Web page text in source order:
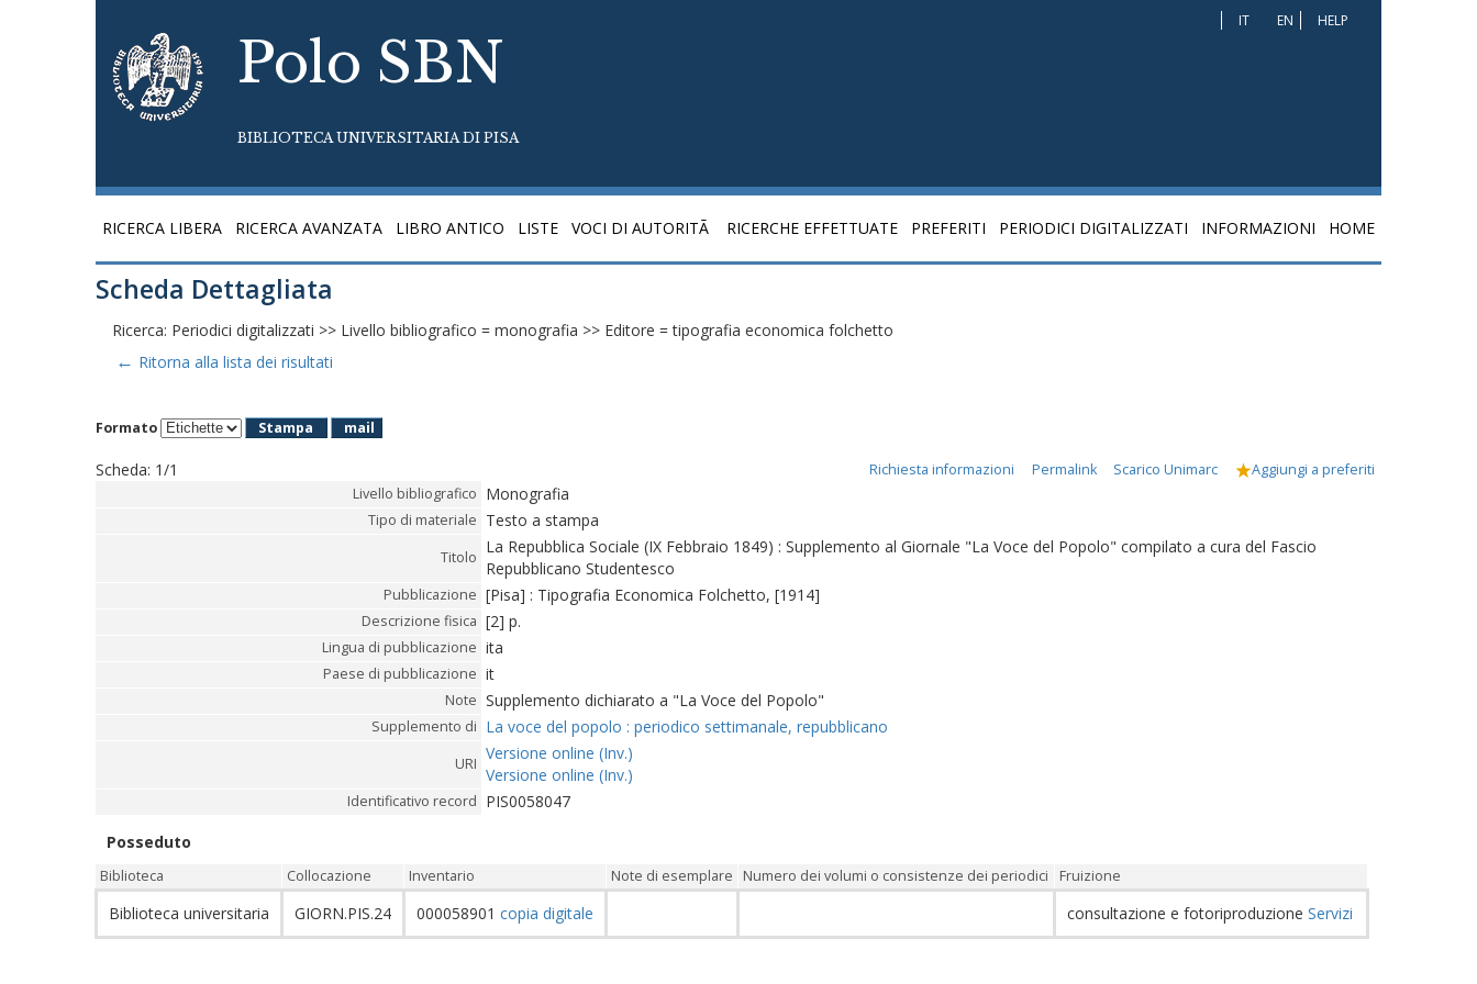
Polo SBN
BIBLIOTECA UNIVERSITARIA DI PISA
IT EN HELP
RICERCA LIBERA RICERCA AVANZATA LIBRO ANTICO LISTE VOCI DI AUTORITÃ RICERCHE EFFETTUATE PREFERITI PERIODICI DIGITALIZZATI INFORMAZIONI HOME
Scheda Dettagliata
Ricerca: Periodici digitalizzati >> Livello bibliografico = monografia >> Editore = tipografia economica folchetto
← Ritorna alla lista dei risultati
Formato Stampa mail
Scheda: 1/1 Richiesta informazioni Permalink Scarico Unimarc
Aggiungi a preferiti
Livello bibliografico Monografia
Tipo di materiale Testo a stampa
Titolo
La Repubblica Sociale (IX Febbraio 1849) : Supplemento al Giornale "La Voce del Popolo" compilato a cura del Fascio
Repubblicano Studentesco
Pubblicazione [Pisa] : Tipografia Economica Folchetto, [1914]
Descrizione fisica [2] p.
Lingua di pubblicazione ita
Paese di pubblicazione it
Note Supplemento dichiarato a "La Voce del Popolo"
Supplemento di La voce del popolo : periodico settimanale, repubblicano
URI
Versione online (Inv.)
Versione online (Inv.)
Identificativo record PIS0058047
Posseduto
Biblioteca Collocazione Inventario Note di esemplare Numero dei volumi o consistenze dei periodici Fruizione
Biblioteca universitaria GIORN.PIS.24 000058901 copia digitale consultazione e fotoriproduzione Servizi